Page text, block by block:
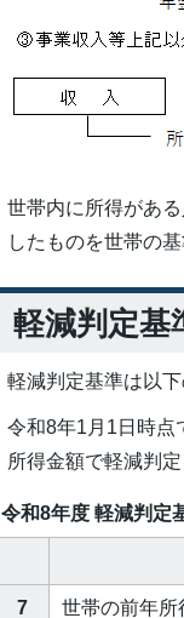
世帯内に所得があ
したものを世帯の
軽減判定基
軽減判定基準は以下
令和8年1月1日時点
所得金額で軽減判定
令和8年度 軽減判定
7
世帯の前年所